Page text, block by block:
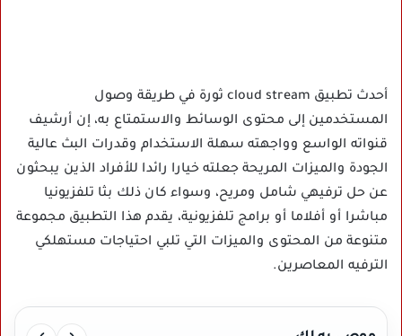
أحدث تطبيق cloud stream ثورة في طريقة وصول
المستخدمين إلى محتوى الوسائط والاستمتاع به، إن أرشيف
قنواته الواسع وواجهته سهلة الاستخدام وقدرات البث عالية
الجودة والميزات المريحة جعلته خيارا رائدا للأفراد الذين يبحثون
عن حل ترفيهي شامل ومريح، وسواء كان ذلك بثا تلفزيونيا
مباشرا أو أفلاما أو برامج تلفزيونية، يقدم هذا التطبيق مجموعة
متنوعة من المحتوى والميزات التي تلبي احتياجات مستهلكي
الترفيه المعاصرين.